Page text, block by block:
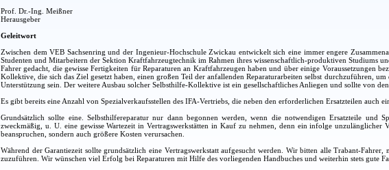
Prof. Dr.-Ing. Meißner
Herausgeber
Geleitwort
Zwischen dem VEB Sachsenring und der Ingenieur-Hochschule Zwickau entwickelt sich eine immer engere
Studenten und Mitarbeitern der Sektion Kraftfahrzeugtechnik im Rahmen ihres wissenschaftlich-produktiven Studiums
Fahrer gedacht, die gewisse Fertigkeiten für Reparaturen an Kraftfahrzeugen haben und über einige Voraussetzungen
Kollektive, die sich das Ziel gesetzt haben, einen großen Teil der anfallenden Reparaturarbeiten selbst durchzuführen,
Unterstützung sein. Der weitere Ausbau solcher Selbsthilfe-Kollektive ist ein gesellschaftliches Anliegen und sollte von
Es gibt bereits eine Anzahl von Spezialverkaufsstellen des IFA-Vertriebs, die neben den erforderlichen Ersatzteilen auch
Grundsätzlich sollte eine. Selbsthilfereparatur nur dann begonnen werden, wenn die notwendigen Ersatzteile und
zweckmäßig, u. U. eine gewisse Wartezeit in Vertragswerkstätten in Kauf zu nehmen, denn ein infolge
beanspruchen, sondern auch größere Kosten verursachen.
Während der Garantiezeit sollte grundsätzlich eine Vertragswerkstatt aufgesucht werden. Wir bitten alle Trabant-
zuzuführen. Wir wünschen viel Erfolg bei Reparaturen mit Hilfe des vorliegenden Handbuches und weiterhin stets gute